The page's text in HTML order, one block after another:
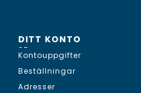
DITT KONTO
SE...
Kontouppgifter
Beställningar
Adresser